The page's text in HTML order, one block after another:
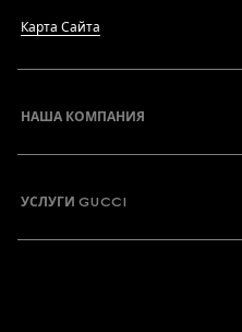
Карта Сайта
НАША КОМПАНИЯ
УСЛУГИ GUCCI